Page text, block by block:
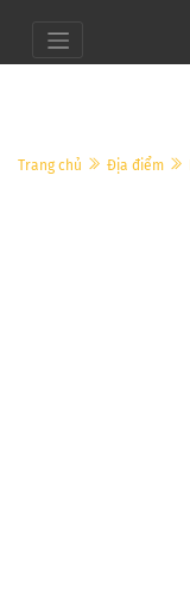
Trang chủ Địa điểm